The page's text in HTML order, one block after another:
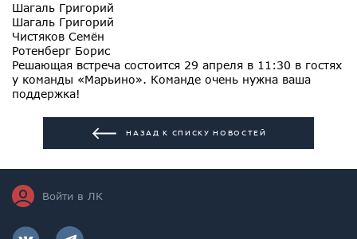
Шагаль Григорий
Шагаль Григорий
Чистяков Семён
Ротенберг Борис
Решающая встреча состоится 29 апреля в 11:30 в гостях
у команды «Марьино». Команде очень нужна ваша
поддержка!
НАЗАД К СПИСКУ НОВОСТЕЙ
Войти в ЛК